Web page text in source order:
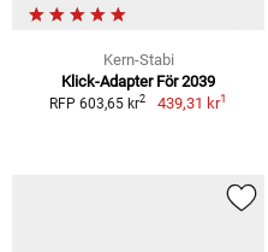
Kern-Stabi
Klick-Adapter För 2039
RFP 603,65 kr2 439,31 kr1